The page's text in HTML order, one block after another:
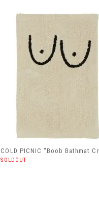
COLD PICNIC "Boob Bathmat
SOLDOUT